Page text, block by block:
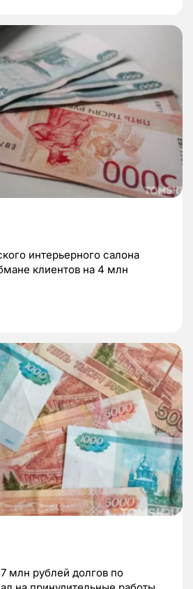
интерьерного салона
клиентов на 4 млн
млн рублей долгов по